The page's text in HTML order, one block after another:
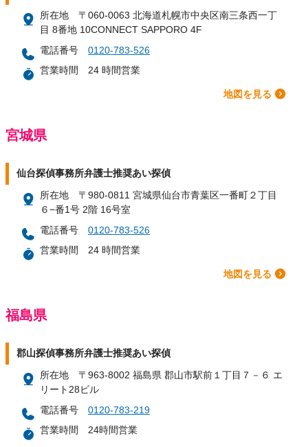
所在地
〒060-0063 北海道札幌市中央区南三条西一丁
目 8番地 10CONNECT SAPPORO 4F
電話番号
0120-783-526
営業時間
24 時間営業
地図を見る
宮城県
仙台探偵事務所弁護士推奨あい探偵
所在地
〒980-0811 宮城県仙台市青葉区一番町２丁目
６−番1号 2階 16号室
電話番号
0120-783-526
営業時間
24 時間営業
地図を見る
福島県
郡山探偵事務所弁護士推奨あい探偵
所在地
〒963-8002 福島県 郡山市駅前１丁目７－６ エ
リート28ビル
電話番号
0120-783-219
営業時間
24時間営業